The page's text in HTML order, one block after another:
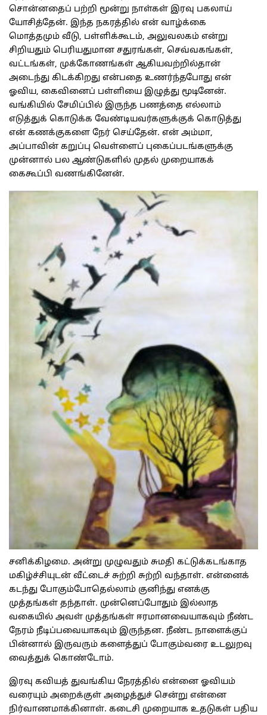
சொன்னதைப் பற்றி மூன்று நாள்கள் இரவு பகலாய்
யோசித்தேன். இந்த நகரத்தில் என் வாழ்க்கை
மொத்தமும் வீடு, பள்ளிக்கூடம், அலுவலகம் என்று
சிறியதும் பெரியதுமான சதுரங்கள், செவ்வகங்கள்,
வட்டங்கள், முக்கோணங்கள் ஆகியவற்றில்தான்
அடைந்து கிடக்கிறது என்பதை உணர்ந்தபோது என்
ஓவிய, கைவினைப் பள்ளியை இழுத்து மூடினேன்.
வங்கியில் சேமிப்பில் இருந்த பணத்தை எல்லாம்
எடுத்துக் கொடுக்க வேண்டியவர்களுக்குக் கொடுத்து
என் கணக்குகளை நேர் செய்தேன். என் அம்மா,
அப்பாவின் கறுப்பு வெள்ளைப் புகைப்படங்களுக்கு
முன்னால் பல ஆண்டுகளில் முதல் முறையாகக்
கைகூப்பி வணங்கினேன்.
சனிக்கிழமை. அன்று முழுவதும் சுமதி கட்டுக்கடங்காத
மகிழ்ச்சியுடன் வீட்டைச் சுற்றி சுற்றி வந்தாள். என்னைக்
கடந்து போகும்போதெல்லாம் குனிந்து எனக்கு
முத்தங்கள் தந்தாள். முன்னெப்போதும் இல்லாத
வகையில் அவள் முத்தங்கள் ஈரமானவையாகவும் நீண்ட
நேரம் நீடிப்பவையாகவும் இருந்தன. நீண்ட நாளைக்குப்
பின்னால் இருவரும் களைத்துப் போகும்வரை உடலுறவு
வைத்துக் கொண்டோம்.
இரவு கவியத் துவங்கிய நேரத்தில் என்னை ஓவியம்
வரையும் அறைக்குள் அழைத்துச் சென்று என்னை
நிர்வாணமாக்கினாள். கடைசி முறையாக உதடுகள் பதிய